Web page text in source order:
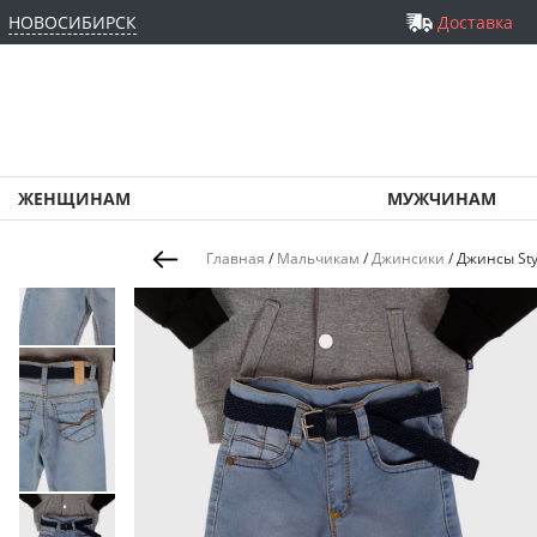
НОВОСИБИРСК Доставка
ЖЕНЩИНАМ МУЖЧИНАМ
Главная / Мальчикам /Джинсики /Джинсы